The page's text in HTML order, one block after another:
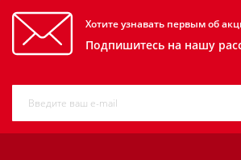
Хотите узнавать первым об
Подпишитесь на нашу